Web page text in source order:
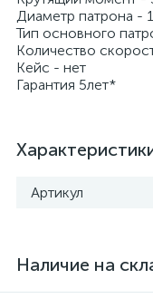
Диаметр патрона -
Тип основного
Количество
Кейс - нет
Гарантия 5лет*
Артикул
Наличие на